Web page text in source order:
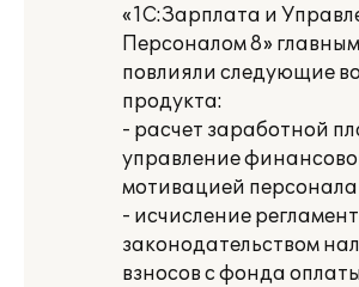
«1С:Зарплата и
Персоналом 8»
повлияли следующие
продукта:
- расчет заработной
управление
мотивацией персонала
- исчисление
законодательством
взносов с фонда